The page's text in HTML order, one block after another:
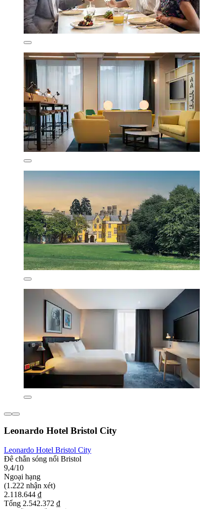
Leonardo Hotel Bristol City
Leonardo Hotel Bristol City
Đê chắn sóng nổi Bristol
9,4/10
Ngoại hạng
(1.222 nhận xét)
2.118.644 ₫
Tổng 2.542.372 ₫